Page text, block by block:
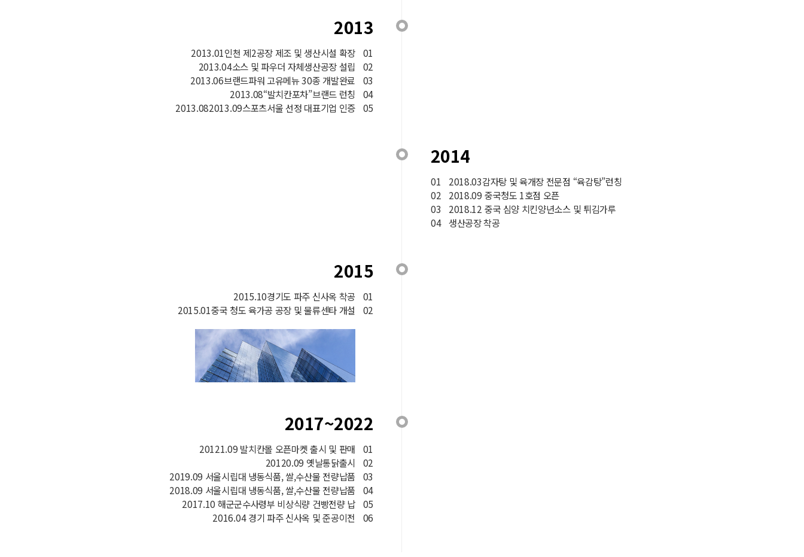
2013
01
2013.01인천 제2공장 제조 및 생산시설 확장
02
2013.04소스 및 파우더 자체생산공장 설립
03
2013.06브랜드파워 고유메뉴 30종 개발완료
04
2013.08“발치칸포차”브랜드 런칭
05
2013.082013.09스포츠서울 선정 대표기업 인증
2014
01
2018.03감자탕 및 육개장 전문점 “육감탕”런칭
02
2018.09 중국청도 1호점 오픈
03
2018.12 중국 심양 치킨양년소스 및 튀김가루
04 생산공장 착공
2015
01
2015.10경기도 파주 신사옥 착공
02
2015.01중국 청도 육가공 공장 및 물류센타 개설
2017~2022
01
20121.09 발치칸몰 오픈마켓 출시 및 판매
02
20120.09 옛날통닭출시
03
2019.09 서울시립대 냉동식품, 쌀,수산물 전량납품
04
2018.09 서울시립대 냉동식품, 쌀,수산물 전량납품
05
2017.10 해군군수사령부 비상식량 건빵전량 납
06
2016.04 경기 파주 신사옥 및 준공이전